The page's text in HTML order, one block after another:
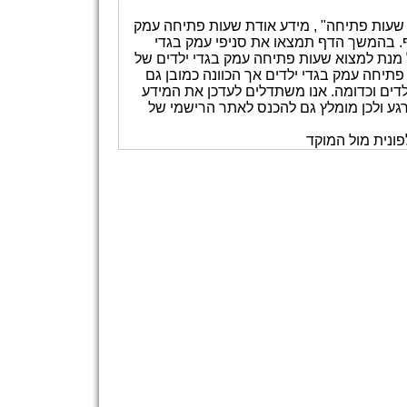
שעות פתיחה" , מידע אודת שעות פתיחה עמק
בהמשך הדף תמצאו את סניפי עמק בגדי
מנת למצוא שעות פתיחה עמק בגדי ילדים של
עמק בגדי ילדים אך הכוונה כמובן גם
וכדומה. אנו משתדלים לעדכן את המידע
לכך שהאתר מעודכן 100% בכל רגע ורגע ולכן מומלץ גם להכנס לאתר הרישמי של
מול המוקד